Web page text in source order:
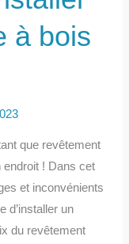
à bois
que revêtement
endroit ! Dans cet
et inconvénients
d’installer un
du revêtement